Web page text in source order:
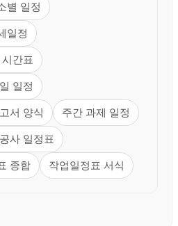
별 일정
일정
간표
일정
서 양식 주간 과제 일정
사 일정표
종합 작업일정표 서식